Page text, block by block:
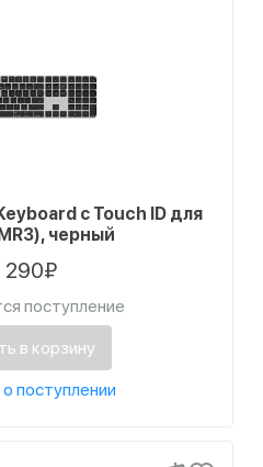
с Touch ID для
черный
290₽
поступление
в корзину
поступлении